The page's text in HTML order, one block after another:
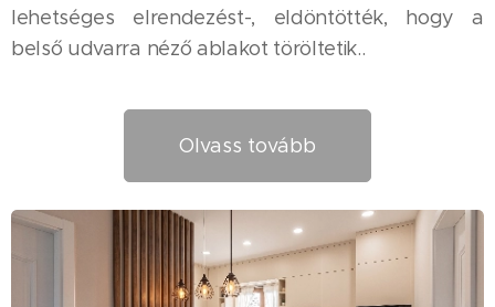
lehetséges elrendezést-, eldöntötték, hogy a
belső udvarra néző ablakot töröltetik..
Olvass tovább